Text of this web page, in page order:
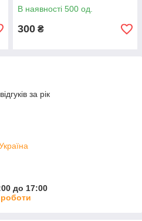
В наявності 500 од.
300 ₴
за рік
до 17:00